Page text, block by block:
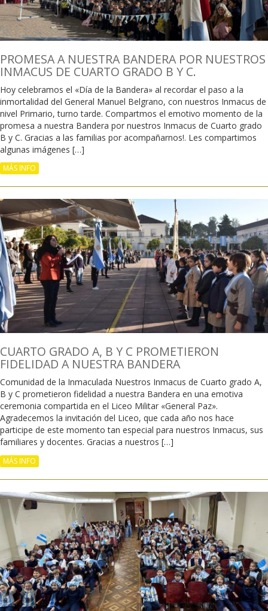
PROMESA A NUESTRA BANDERA POR NUESTROS
INMACUS DE CUARTO GRADO B Y C.
Hoy celebramos el «Día de la Bandera» al recordar el paso a la
inmortalidad del General Manuel Belgrano, con nuestros Inmacus de
nivel Primario, turno tarde. Compartmos el emotivo momento de la
promesa a nuestra Bandera por nuestros Inmacus de Cuarto grado
B y C. Gracias a las familias por acompañarnos!. Les compartimos
algunas imágenes […]
MÁS INFO
CUARTO GRADO A, B Y C PROMETIERON
FIDELIDAD A NUESTRA BANDERA
Comunidad de la Inmaculada Nuestros Inmacus de Cuarto grado A,
B y C prometieron fidelidad a nuestra Bandera en una emotiva
ceremonia compartida en el Liceo Militar «General Paz».
Agradecemos la invitación del Liceo, que cada año nos hace
participe de este momento tan especial para nuestros Inmacus, sus
familiares y docentes. Gracias a nuestros […]
MÁS INFO